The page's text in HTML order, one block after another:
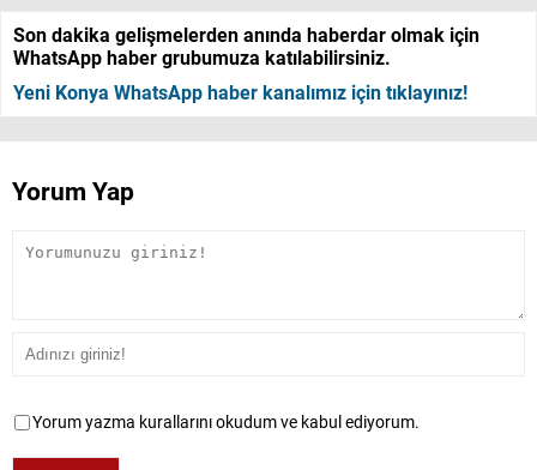
Son dakika gelişmelerden anında haberdar olmak için
WhatsApp haber grubumuza katılabilirsiniz.
Yeni Konya WhatsApp haber kanalımız için tıklayınız!
Yorum Yap
Yorum yazma kurallarını okudum ve kabul ediyorum.